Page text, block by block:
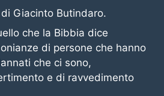
Giacinto Butindaro.
che la Bibbia dice
di persone che hanno
che ci sono,
e di ravvedimento